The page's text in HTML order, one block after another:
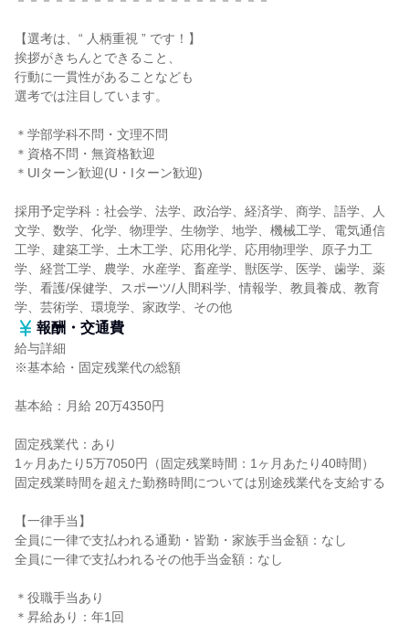
【選考は、“ 人柄重視 ” です！】
挨拶がきちんとできること、
行動に一貫性があることなども
選考では注目しています。
＊学部学科不問・文理不問
＊資格不問・無資格歓迎
＊UIターン歓迎(U・Iターン歓迎)
採用予定学科：社会学、法学、政治学、経済学、商学、語学、人
文学、数学、化学、物理学、生物学、地学、機械工学、電気通信
工学、建築工学、土木工学、応用化学、応用物理学、原子力工
学、経営工学、農学、水産学、畜産学、獣医学、医学、歯学、薬
学、看護/保健学、スポーツ/人間科学、情報学、教員養成、教育
学、芸術学、環境学、家政学、その他
報酬・交通費
給与詳細
※基本給・固定残業代の総額
基本給：月給 20万4350円
固定残業代：あり
1ヶ月あたり5万7050円（固定残業時間：1ヶ月あたり40時間）
固定残業時間を超えた勤務時間については別途残業代を支給する
【一律手当】
全員に一律で支払われる通勤・皆勤・家族手当金額：なし
全員に一律で支払われるその他手当金額：なし
＊役職手当あり
＊昇給あり：年1回